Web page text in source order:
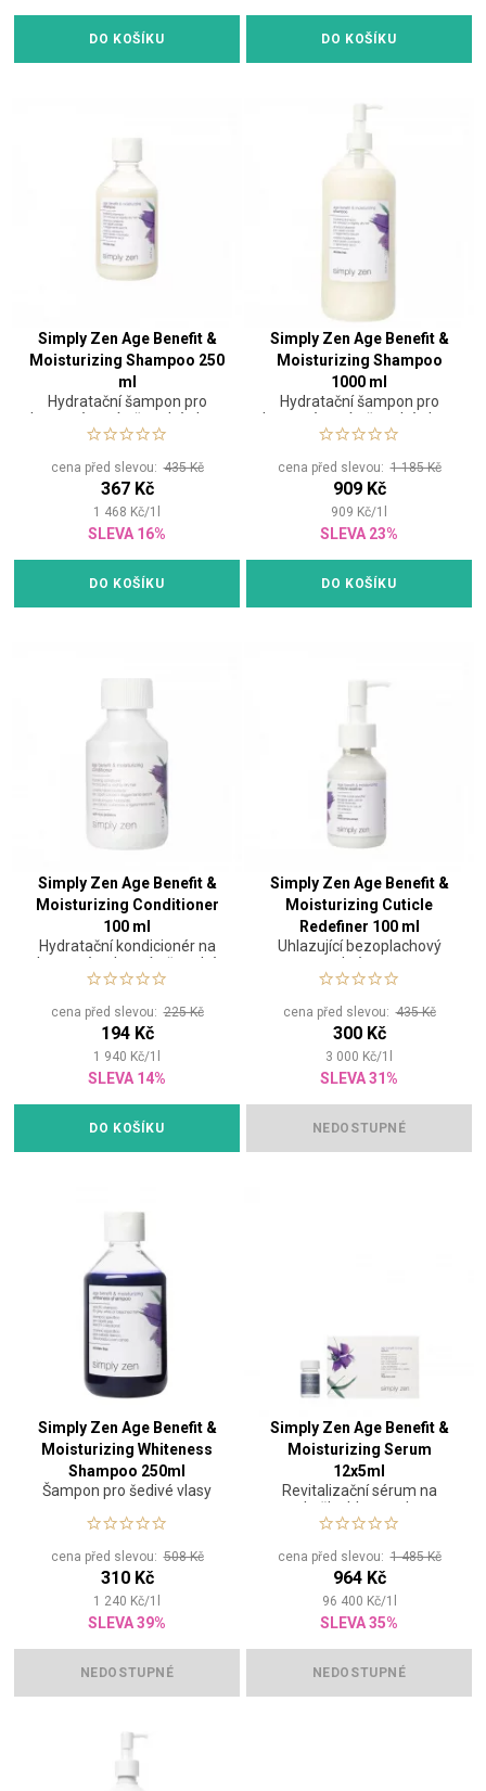
DO KOŠÍKU DO KOŠÍKU
Simply Zen Age Benefit &
Moisturizing Shampoo 250
ml
Hydratační šampon pro
barvené a mírně suché vlasy
cena před slevou:435 Kč
367 Kč
1 468 Kč/1
SLEVA 16%
DO KOŠÍKU
Simply Zen Age Benefit &
Moisturizing Shampoo
1000 ml
Hydratační šampon pro
barvené a mírně suché vlasy
cena před slevou:1 185 Kč
909 Kč
909 Kč/1
SLEVA 23%
DO KOŠÍKU
Simply Zen Age Benefit &
Moisturizing Conditioner
100 ml
Hydratační kondicionér na
barvené nebo mírně suché
vlasy
cena před slevou:225 Kč
194 Kč
1 940 Kč/1
SLEVA 14%
DO KOŠÍKU
Simply Zen Age Benefit &
Moisturizing Cuticle
Redefiner 100 ml
Uhlazující bezoplachový
krém
cena před slevou:435 Kč
300 Kč
3 000 Kč/1
SLEVA 31%
NEDOSTUPNÉ
Simply Zen Age Benefit &
Moisturizing Whiteness
Shampoo 250ml
Šampon pro šedivé vlasy
cena před slevou:508 Kč
310 Kč
1 240 Kč/1
SLEVA 39%
NEDOSTUPNÉ
Simply Zen Age Benefit &
Moisturizing Serum
12x5ml
Revitalizační sérum na
pokožku hlavy a vlasy
cena před slevou:1 485 Kč
964 Kč
96 400 Kč/1
SLEVA 35%
NEDOSTUPNÉ